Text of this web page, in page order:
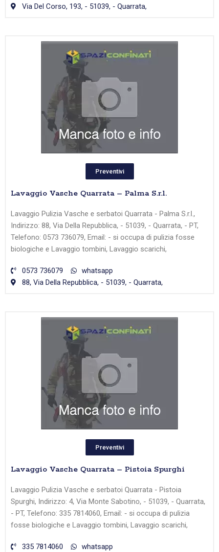
Via Del Corso, 193, - 51039, - Quarrata,
Preventivi
Lavaggio Vasche Quarrata – Palma S.r.l.
Lavaggio Pulizia Vasche e serbatoi Quarrata - Palma S.r.l.,
Indirizzo: 88, Via Della Repubblica, - 51039, - Quarrata, - PT,
Telefono: 0573 736079, Email: - si occupa di pulizia fosse
biologiche e Lavaggio tombini, Lavaggio scarichi,
0573 736079
whatsapp
88, Via Della Repubblica, - 51039, - Quarrata,
Preventivi
Lavaggio Vasche Quarrata – Pistoia Spurghi
Lavaggio Pulizia Vasche e serbatoi Quarrata - Pistoia
Spurghi, Indirizzo: 4, Via Monte Sabotino, - 51039, - Quarrata,
- PT, Telefono: 335 7814060, Email: - si occupa di pulizia
fosse biologiche e Lavaggio tombini, Lavaggio scarichi,
335 7814060
whatsapp